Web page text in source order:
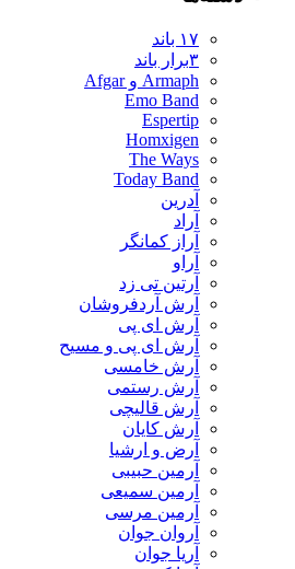
Armaph و Afgar
Emo Band
Espertip
Homxigen
The Ways
Today Band
آراز کمانگر
آرتین تی زد
آرش آردفروشان
آرش ای پی
آرش ای پی و مسیح
آرش خامسی
آرش رستمی
آرش قالیچی
آرش کایان
​آرض و ارشیا
آرمین حبیبی
آرمین سمیعی
آرمین مرسی
آروان جوان
آریا جوان